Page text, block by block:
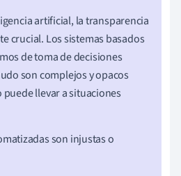
artificial, la transparencia
crucial. Los sistemas basados
de toma de decisiones
son complejos y opacos
llevar a situaciones
son injustas o